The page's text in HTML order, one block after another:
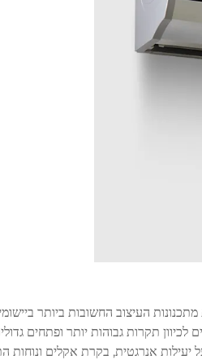
העיצוב החשובות ביותר
תקרות גבוהות יותר ופתחים
אנרגטית, בקרת אקלים ונוחות